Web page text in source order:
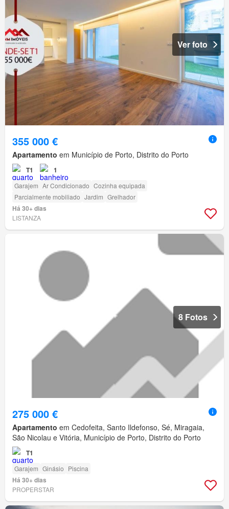
Ver foto
355 000 €
Apartamento em Município de Porto, Distrito do Porto
T1 1
Garajem Ar Condicionado Cozinha equipada
Parcialmente mobiliado Jardim Grelhador
Há 30+ dias
LISTANZA
8 Fotos
275 000 €
Apartamento em Cedofeita, Santo Ildefonso, Sé, Miragaia,
São Nicolau e Vitória, Município de Porto, Distrito do Porto
T1
Garajem Ginásio Piscina
Há 30+ dias
PROPERSTAR